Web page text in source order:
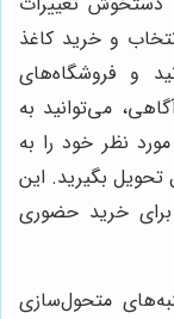
و خرید کاغذ
و فروشگاه‌های
می‌توانید به
نظر خود را به
بگیرید. این
برای خرید حضوری
متحول‌سازی